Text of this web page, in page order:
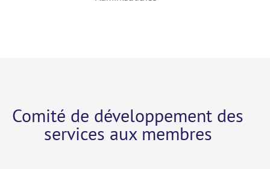
Comité de développement des
services aux membres